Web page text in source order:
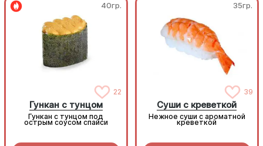
40гр.
22
Гункан с тунцом
Гункан с тунцом под
острым соусом спайси
35гр.
39
Суши с креветкой
Нежное суши с ароматной
креветкой